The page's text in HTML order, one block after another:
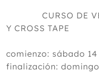
CURSO DE
Y CROSS TAPE
comienzo: sábado
finalización: